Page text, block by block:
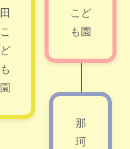
田
こ
ど
も
園
こど
も園
那
珂